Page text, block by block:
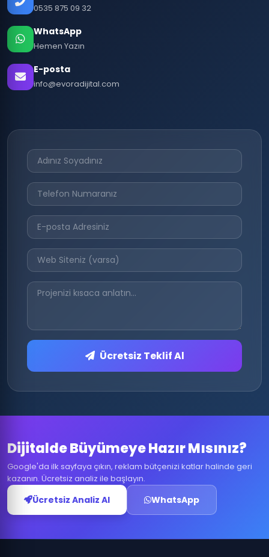
0535 875 09 32
WhatsApp
Hemen Yazın
E-posta
info@evoradijital.com
Ücretsiz Teklif Al
Dijitalde Büyümeye Hazır Mısınız?
Google'da ilk sayfaya çıkın, reklam bütçenizi katlar halinde geri
kazanın. Ücretsiz analiz ile başlayın.
Ücretsiz Analiz Al WhatsApp